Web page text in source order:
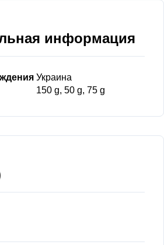
информация
Украина
150 g, 50 g, 75 g